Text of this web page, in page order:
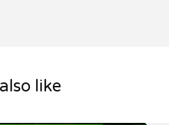
like